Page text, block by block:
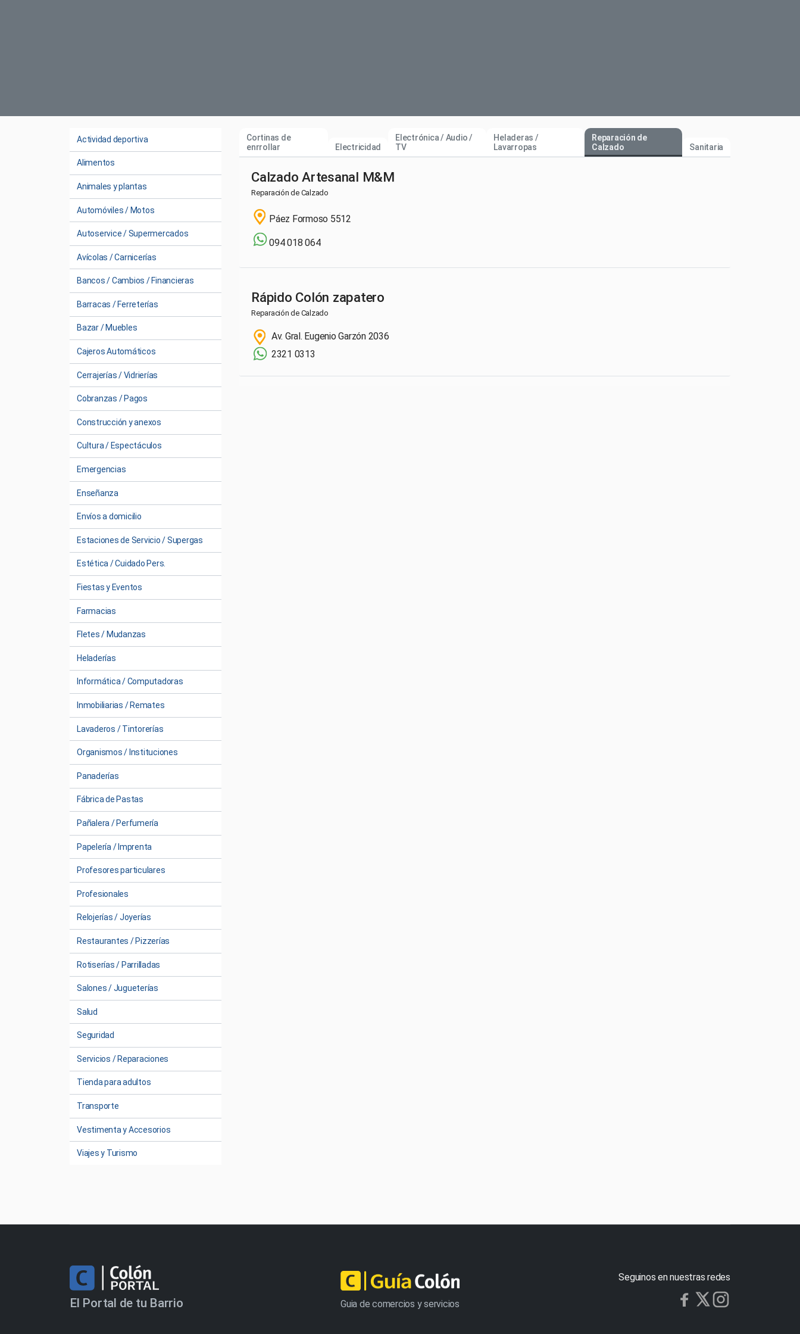
Actividad deportiva
Alimentos
Animales y plantas
Automóviles / Motos
Autoservice / Supermercados
Avícolas / Carnicerías
Bancos / Cambios / Financieras
Barracas / Ferreterías
Bazar / Muebles
Cajeros Automáticos
Cerrajerías / Vidrierías
Cobranzas / Pagos
Construcción y anexos
Cultura / Espectáculos
Emergencias
Enseñanza
Envíos a domicilio
Estaciones de Servicio / Supergas
Estética / Cuidado Pers.
Fiestas y Eventos
Farmacias
Fletes / Mudanzas
Heladerías
Informática / Computadoras
Inmobiliarias / Remates
Lavaderos / Tintorerías
Organismos / Instituciones
Panaderías
Fábrica de Pastas
Pañalera / Perfumería
Papelería / Imprenta
Profesores particulares
Profesionales
Relojerías / Joyerías
Restaurantes / Pizzerías
Rotiserías / Parrilladas
Salones / Jugueterías
Salud
Seguridad
Servicios / Reparaciones
Tienda para adultos
Transporte
Vestimenta y Accesorios
Viajes y Turismo
Cortinas de
enrrollar
Electricidad
Electrónica / Audio /
TV
Heladeras /
Lavarropas
Reparación de
Calzado
Sanitaria
Calzado Artesanal M&M
Reparación de Calzado
Páez Formoso 5512
094 018 064
Rápido Colón zapatero
Reparación de Calzado
Av. Gral. Eugenio Garzón 2036
2321 0313
El Portal de tu Barrio Guia de comercios y servicios
Seguinos en nuestras redes